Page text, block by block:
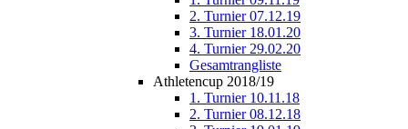
2. Turnier 07.12.19
3. Turnier 18.01.20
4. Turnier 29.02.20
Gesamtrangliste
Athletencup 2018/19
1. Turnier 10.11.18
2. Turnier 08.12.18